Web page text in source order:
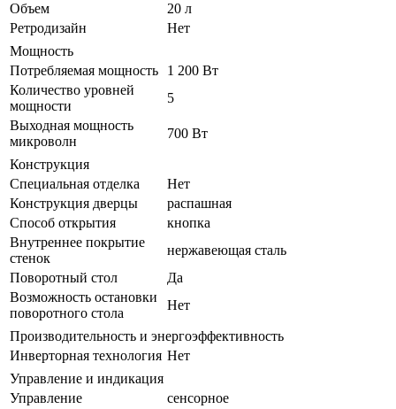
Объем
20 л
Ретродизайн
Нет
Мощность
Потребляемая мощность
1 200 Вт
Количество уровней
мощности
5
Выходная мощность
микроволн
700 Вт
Конструкция
Специальная отделка
Нет
Конструкция дверцы
распашная
Способ открытия
кнопка
Внутреннее покрытие
стенок
нержавеющая сталь
Поворотный стол
Да
Возможность остановки
поворотного стола
Нет
Производительность и энергоэффективность
Инверторная технология Нет
Управление и индикация
Управление
сенсорное